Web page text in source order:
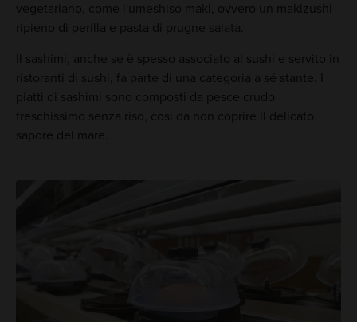
vegetariano, come l'umeshiso maki, ovvero un makizushi
ripieno di perilla e pasta di prugne salata.
Il sashimi, anche se è spesso associato al sushi e servito in
ristoranti di sushi, fa parte di una categoria a sé stante. I
piatti di sashimi sono composti da pesce crudo
freschissimo senza riso, così da non coprire il delicato
sapore del mare.